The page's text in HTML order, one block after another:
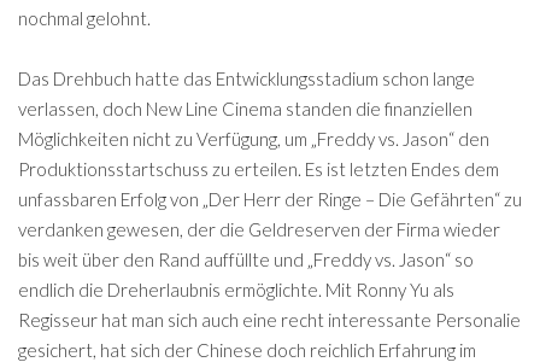
nochmal gelohnt.
Das Drehbuch hatte das Entwicklungsstadium schon lange
verlassen, doch New Line Cinema standen die finanziellen
Möglichkeiten nicht zu Verfügung, um „Freddy vs. Jason“ den
Produktionsstartschuss zu erteilen. Es ist letzten Endes dem
unfassbaren Erfolg von „Der Herr der Ringe – Die Gefährten“ zu
verdanken gewesen, der die Geldreserven der Firma wieder
bis weit über den Rand auffüllte und „Freddy vs. Jason“ so
endlich die Dreherlaubnis ermöglichte. Mit Ronny Yu als
Regisseur hat man sich auch eine recht interessante Personalie
gesichert, hat sich der Chinese doch reichlich Erfahrung im